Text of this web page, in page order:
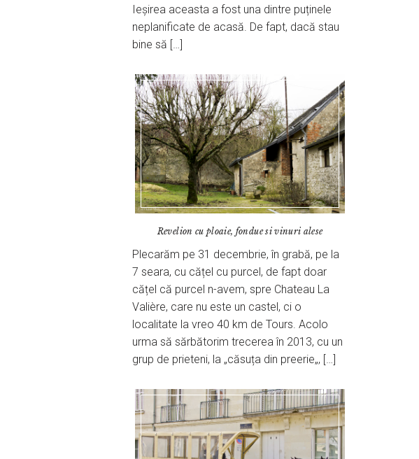
Ieșirea aceasta a fost una dintre puținele
neplanificate de acasă. De fapt, dacă stau
bine să […]
Revelion cu ploaie, fondue si vinuri alese
Plecarăm pe 31 decembrie, în grabă, pe la
7 seara, cu cățel cu purcel, de fapt doar
cățel că purcel n-avem, spre Chateau La
Valière, care nu este un castel, ci o
localitate la vreo 40 km de Tours. Acolo
urma să sărbătorim trecerea în 2013, cu un
grup de prieteni, la „căsuța din preerie„, […]